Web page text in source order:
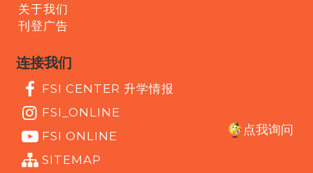
点我询问
关于我们
刊登广告
连接我们
FSI CENTER 升学情报
FSI_ONLINE
FSI ONLINE
SITEMAP